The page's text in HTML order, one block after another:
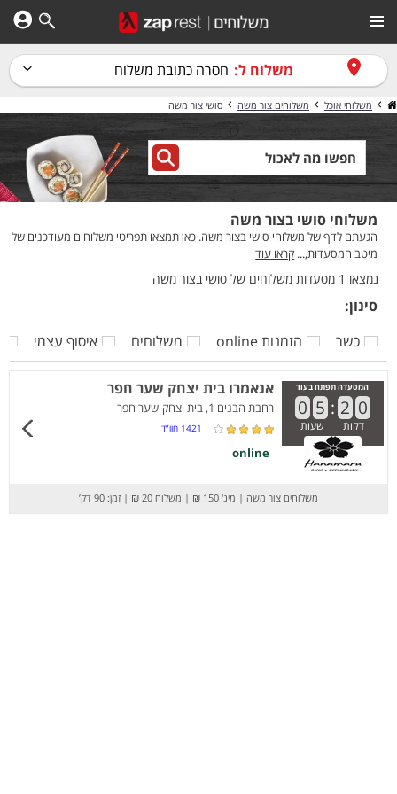
משלוח ל: חסרה כתובת משלוח
משלוחי אוכל משלוחים צור משה סושי צור משה
משלוחי סושי בצור משה
הגעתם לדף של משלוחי סושי בצור משה. כאן תמצאו תפריטי משלוחים מעודכנים של
מיטב המסעדות,... קראו עוד
נמצאו 1 מסעדות משלוחים של סושי בצור משה
סינון:
כשר
הזמנות online משלוחים איסוף עצמי
המסעדה תפתח בעוד
0 5 : 2 0
דקות שעות
אנאמרו בית יצחק שער חפר
רחבת הבנים 1, בית יצחק-שער חפר
1421 חוו”ד
online
משלוחים צור משה | מינ' 150 ₪ | משלוח 20 ₪ | זמן: 90 דק’